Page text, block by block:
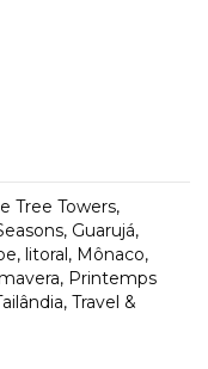
Tree Towers,
, Guarujá,
, litoral, Mônaco,
, Printemps
, Travel &